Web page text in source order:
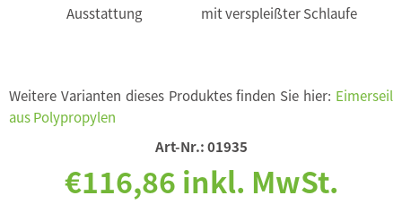
Ausstattung
mit verspleißter Schlaufe
Weitere Varianten dieses Produktes finden Sie hier: Eimerseil
aus Polypropylen
Art-Nr.:01935
€116,86 inkl. MwSt.